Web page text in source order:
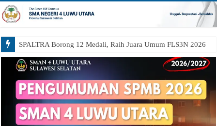
SPALTRA Borong 12 Medali, Raih Juara Umum FLS3N 2026